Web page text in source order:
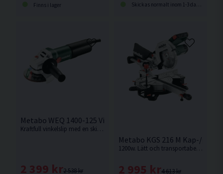
Finns i lager Skickas normalt inom 1-3 dagar
Metabo WEQ 1400-125 Vinkelslip 125mm (1400W)
Kraftfull vinkelslip med en skivdiameter på 125mm och en motoreffekt på 1400w från Metabo.
2 538 kr
2 399 kr
Metabo KGS 216 M Kap-/
1200w. Lätt och transportabel kap-/gersåg med hög sågkapacitet och skugglinjemarkör.
4 613 kr
2 995 kr